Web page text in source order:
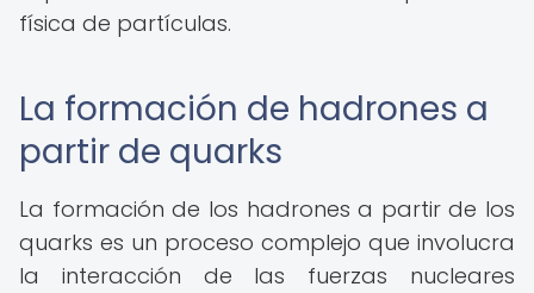
física de partículas.
La formación de hadrones a
partir de quarks
La formación de los hadrones a partir de los
quarks es un proceso complejo que involucra
la interacción de las fuerzas nucleares